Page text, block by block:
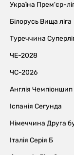
Україна Прем'єр-
Білорусь Вища ліга
Туреччина
ЧЕ-2028
ЧС-2026
Англія Чемпіоншип
Іспанія Сегунда
Німеччина Друга
Італія Серія Б